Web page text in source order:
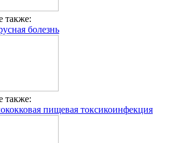
также:
болезнь
также:
пищевая токсикоинфекция